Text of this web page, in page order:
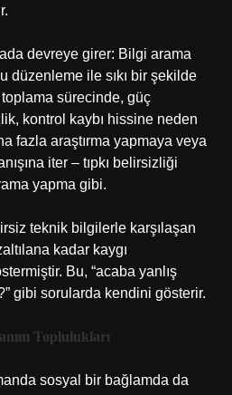
devreye girer: Bilgi arama
düzenleme ile sıkı bir şekilde
toplama sürecinde, güç
kontrol kaybı hissine neden
fazla araştırma yapmaya veya
iter – tıpkı belirsizliği
yapma gibi.
teknik bilgilerle karşılaşan
kadar kaygı
Bu, “acaba yanlış
gibi sorularda kendini gösterir.
Toplulukları
sosyal bir bağlamda da